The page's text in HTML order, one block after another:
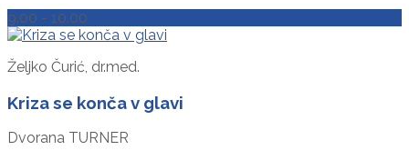
9.00 - 10.00
Željko Čurić, dr.med.
Kriza se konča v glavi
Dvorana TURNER